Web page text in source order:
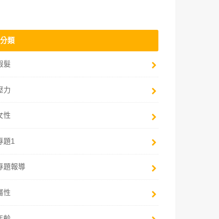
分類
髮
力
性
題1
題報導
性